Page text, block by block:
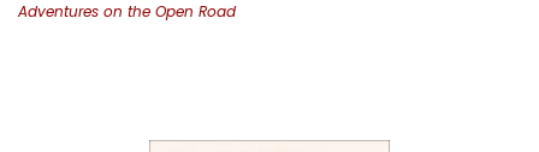
Adventures on the Open Road